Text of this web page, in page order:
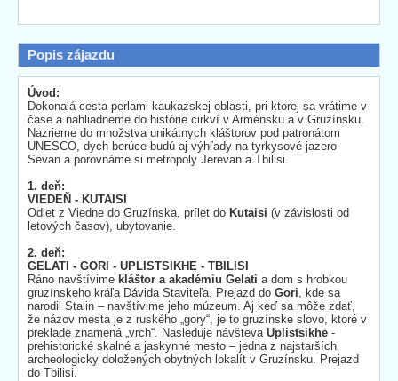
Popis zájazdu
Úvod:
Dokonalá cesta perlami kaukazskej oblasti, pri ktorej sa vrátime v
čase a nahliadneme do histórie cirkví v Arménsku a v Gruzínsku.
Nazrieme do množstva unikátnych kláštorov pod patronátom
UNESCO, dych berúce budú aj výhľady na tyrkysové jazero
Sevan a porovnáme si metropoly Jerevan a Tbilisi.
1. deň:
VIEDEŇ - KUTAISI
Odlet z Viedne do Gruzínska, prílet do Kutaisi (v závislosti od
letových časov), ubytovanie.
2. deň:
GELATI - GORI - UPLISTSIKHE - TBILISI
Ráno navštívime kláštor a akadémiu Gelati a dom s hrobkou
gruzínskeho kráľa Dávida Staviteľa. Prejazd do Gori, kde sa
narodil Stalin – navštívime jeho múzeum. Aj keď sa môže zdať,
že názov mesta je z ruského „gory“, je to gruzínske slovo, ktoré v
preklade znamená „vrch“. Nasleduje návšteva Uplistsikhe -
prehistorické skalné a jaskynné mesto – jedna z najstarších
archeologicky doložených obytných lokalít v Gruzínsku. Prejazd
do Tbilisi.